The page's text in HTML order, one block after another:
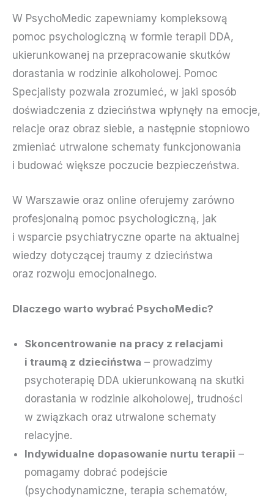
W PsychoMedic zapewniamy kompleksową
pomoc psychologiczną w formie terapii DDA,
ukierunkowanej na przepracowanie skutków
dorastania w rodzinie alkoholowej. Pomoc
Specjalisty pozwala zrozumieć, w jaki sposób
doświadczenia z dzieciństwa wpłynęły na emocje,
relacje oraz obraz siebie, a następnie stopniowo
zmieniać utrwalone schematy funkcjonowania
i budować większe poczucie bezpieczeństwa.
W Warszawie oraz online oferujemy zarówno
profesjonalną pomoc psychologiczną, jak
i wsparcie psychiatryczne oparte na aktualnej
wiedzy dotyczącej traumy z dzieciństwa
oraz rozwoju emocjonalnego.
Dlaczego warto wybrać PsychoMedic?
Skoncentrowanie na pracy z relacjami
i traumą z dzieciństwa – prowadzimy
psychoterapię DDA ukierunkowaną na skutki
dorastania w rodzinie alkoholowej, trudności
w związkach oraz utrwalone schematy
relacyjne.
Indywidualne dopasowanie nurtu terapii –
pomagamy dobrać podejście
(psychodynamiczne, terapia schematów,